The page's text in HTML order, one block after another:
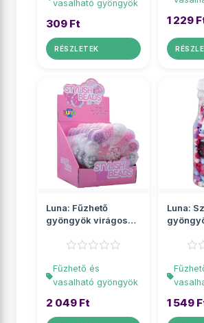
vasalható gyöngyök
309 Ft
RÉSZLETEK
1 229
Luna: Fűzhető
gyöngyök virágos
Fűzhető és
vasalható gyöngyök
2 049 Ft
Luna:
1 549